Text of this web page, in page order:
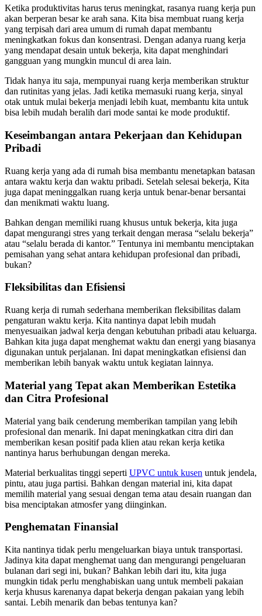
Ketika produktivitas harus terus meningkat, rasanya ruang kerja pun
akan berperan besar ke arah sana. Kita bisa membuat ruang kerja
yang terpisah dari area umum di rumah dapat membantu
meningkatkan fokus dan konsentrasi. Dengan adanya ruang kerja
yang mendapat desain untuk bekerja, kita dapat menghindari
gangguan yang mungkin muncul di area lain.
Tidak hanya itu saja, mempunyai ruang kerja memberikan struktur
dan rutinitas yang jelas. Jadi ketika memasuki ruang kerja, sinyal
otak untuk mulai bekerja menjadi lebih kuat, membantu kita untuk
bisa lebih mudah beralih dari mode santai ke mode produktif.
Keseimbangan antara Pekerjaan dan Kehidupan
Pribadi
Ruang kerja yang ada di rumah bisa membantu menetapkan batasan
antara waktu kerja dan waktu pribadi. Setelah selesai bekerja, Kita
juga dapat meninggalkan ruang kerja untuk benar-benar bersantai
dan menikmati waktu luang.
Bahkan dengan memiliki ruang khusus untuk bekerja, kita juga
dapat mengurangi stres yang terkait dengan merasa “selalu bekerja”
atau “selalu berada di kantor.” Tentunya ini membantu menciptakan
pemisahan yang sehat antara kehidupan profesional dan pribadi,
bukan?
Fleksibilitas dan Efisiensi
Ruang kerja di rumah sederhana memberikan fleksibilitas dalam
pengaturan waktu kerja. Kita nantinya dapat lebih mudah
menyesuaikan jadwal kerja dengan kebutuhan pribadi atau keluarga.
Bahkan kita juga dapat menghemat waktu dan energi yang biasanya
digunakan untuk perjalanan. Ini dapat meningkatkan efisiensi dan
memberikan lebih banyak waktu untuk kegiatan lainnya.
Material yang Tepat akan Memberikan Estetika
dan Citra Profesional
Material yang baik cenderung memberikan tampilan yang lebih
profesional dan menarik. Ini dapat meningkatkan citra diri dan
memberikan kesan positif pada klien atau rekan kerja ketika
nantinya harus berhubungan dengan mereka.
Material berkualitas tinggi seperti UPVC untuk kusen untuk jendela,
pintu, atau juga partisi. Bahkan dengan material ini, kita dapat
memilih material yang sesuai dengan tema atau desain ruangan dan
bisa menciptakan atmosfer yang diinginkan.
Penghematan Finansial
Kita nantinya tidak perlu mengeluarkan biaya untuk transportasi.
Jadinya kita dapat menghemat uang dan mengurangi pengeluaran
bulanan dari segi ini, bukan? Bahkan lebih dari itu, kita juga
mungkin tidak perlu menghabiskan uang untuk membeli pakaian
kerja khusus karenanya dapat bekerja dengan pakaian yang lebih
santai. Lebih menarik dan bebas tentunya kan?